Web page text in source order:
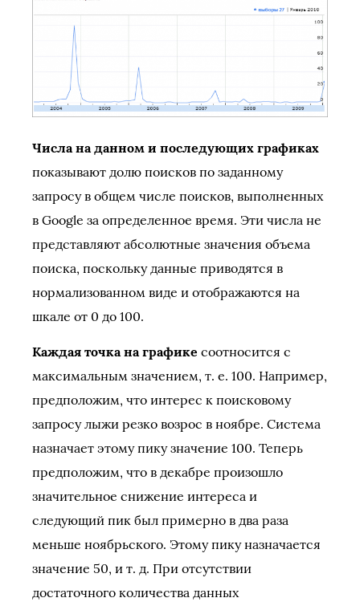
Числа на данном и последующих графиках
показывают долю поисков по заданному
запросу в общем числе поисков, выполненных
в Google за определенное время. Эти числа не
представляют абсолютные значения объема
поиска, поскольку данные приводятся в
нормализованном виде и отображаются на
шкале от 0 до 100.
Каждая точка на графике соотносится с
максимальным значением, т. е. 100. Например,
предположим, что интерес к поисковому
запросу лыжи резко возрос в ноябре. Система
назначает этому пику значение 100. Теперь
предположим, что в декабре произошло
значительное снижение интереса и
следующий пик был примерно в два раза
меньше ноябрьского. Этому пику назначается
значение 50, и т. д. При отсутствии
достаточного количества данных